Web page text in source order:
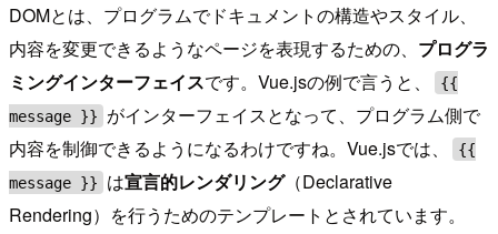
DOMとは、プログラムでドキュメントの構造やスタイル、
内容を変更できるようなページを表現するための、 プログラ
ミングインターフェイスです。Vue.jsの例で言うと、
{{
message }}
がインターフェイスとなって、プログラム側で
内容を制御できるようになるわけですね。Vue.jsでは、
{{
message }}
は宣言的レンダリング（Declarative
Rendering）を行うためのテンプレートとされています。